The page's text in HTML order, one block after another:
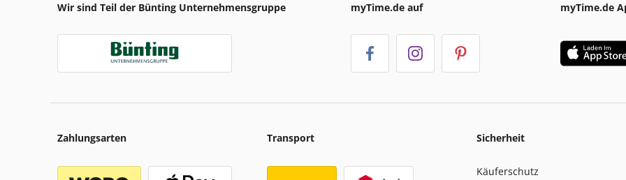
Wir sind Teil der Bünting Unternehmensgruppe myTime.de auf myTime.de
Zahlungsarten Transport Sicherheit
Käuferschutz